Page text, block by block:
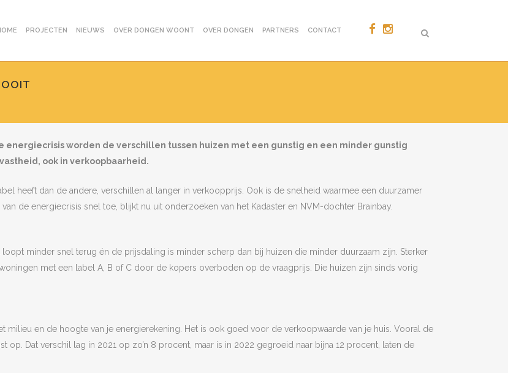
PROJECTEN NIEUWS OVER DONGEN WOONT OVER DONGEN PARTNERS CONTACT
energiecrisis worden de verschillen tussen huizen met een gunstig en een minder gunstig
ook in verkoopbaarheid.
heeft dan de andere, verschillen al langer in verkoopprijs. Ook is de snelheid waarmee een duurzamer
de energiecrisis snel toe, blijkt nu uit onderzoeken van het Kadaster en NVM-dochter Brainbay.
minder snel terug én de prijsdaling is minder scherp dan bij huizen die minder duurzaam zijn. Sterker
met een label A, B of C door de kopers overboden op de vraagprijs. Die huizen zijn sinds vorig
milieu en de hoogte van je energierekening. Het is ook goed voor de verkoopwaarde van je huis. Vooral de
op. Dat verschil lag in 2021 op zo’n 8 procent, maar is in 2022 gegroeid naar bijna 12 procent, laten de